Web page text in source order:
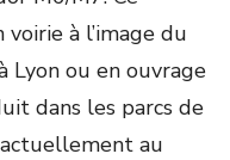
à l’image du
ou en ouvrage
dans les parcs de
au